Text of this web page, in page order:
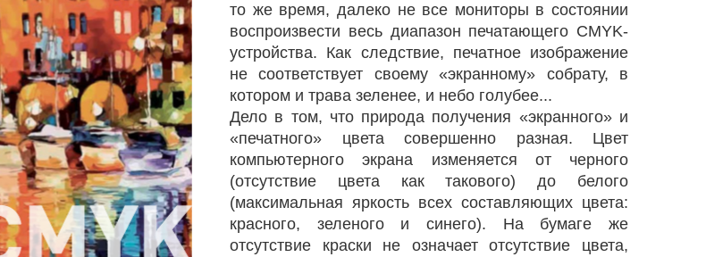
то же время, далеко не все мониторы в состоянии
воспроизвести весь диапазон печатающего CMYK-
устройства. Как следствие, печатное изображение
не соответствует своему «экранному» собрату, в
котором и трава зеленее, и небо голубее...
Дело в том, что природа получения «экранного» и
«печатного» цвета совершенно разная. Цвет
компьютерного экрана изменяется от черного
(отсутствие цвета как такового) до белого
(максимальная яркость всех составляющих цвета:
красного, зеленого и синего). На бумаге же
отсутствие краски не означает отсутствие цвета,